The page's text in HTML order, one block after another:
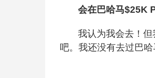
会在巴哈马$25K
我认为我会去！
吧。我还没有去过巴